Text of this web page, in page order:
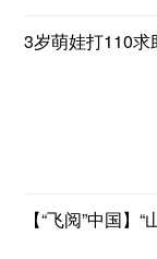
3岁萌娃打110
【“飞阅”中国】